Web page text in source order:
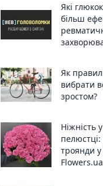
Які
більш
Як
вибрати
зростом?
Ніжність
пелюстці:
троянди у
Flowers.ua